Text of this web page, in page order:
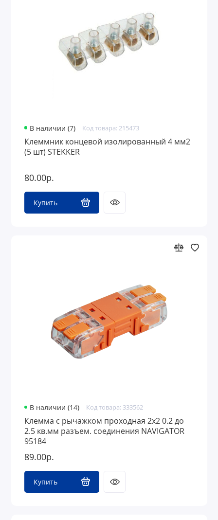
Изоляция кабеля
Клеммы и клеммные колодки
Датчики движения и освещенности
Кнопки и тумблеры
Стабилизаторы
Звонки и кнопки
Элементы питания и зарядные устройства
Паяльники и материалы для пайки
В наличии (7) Код товара: 215473
Клеммник концевой изолированный 4 мм2
(5 шт) STEKKER
80.00р.
Купить
В наличии (14) Код товара: 333562
Клемма с рычажком проходная 2х2 0.2 до
2.5 кв.мм разъем. соединения NAVIGATOR
95184
89.00р.
Купить